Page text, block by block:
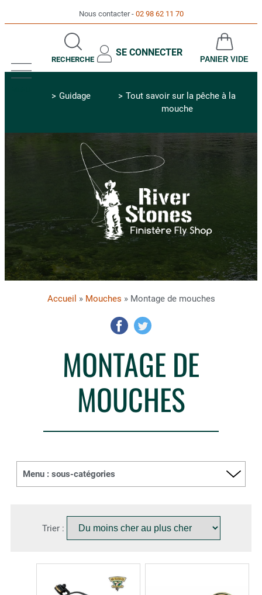
Nous contacter 02 98 62 11 70
RECHERCHE
SE CONNECTER
PANIER VIDE
Guidage
Tout savoir sur la pêche à la
mouche
Accueil » Mouches » Montage de mouches
MONTAGE DE
MOUCHES
Menu : sous-catégories
Trier :